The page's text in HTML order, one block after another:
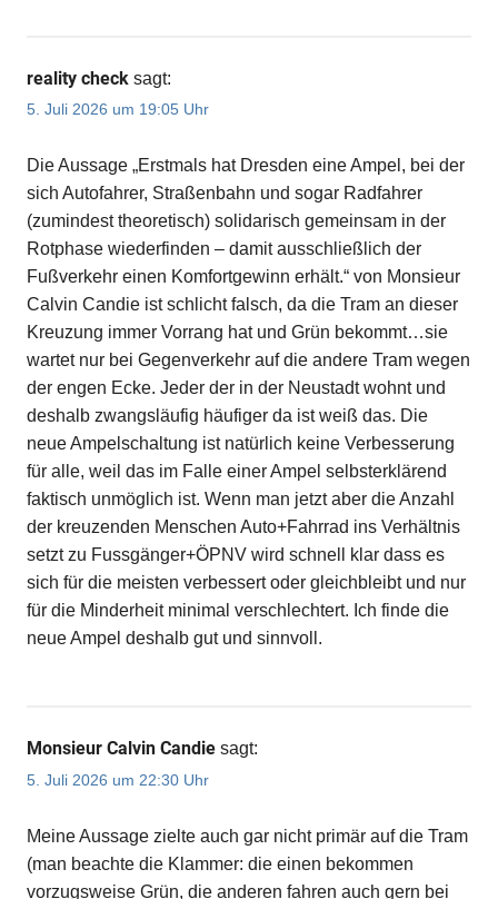
reality check sagt:
5. Juli 2026 um 19:05 Uhr
Die Aussage „Erstmals hat Dresden eine Ampel, bei der
sich Autofahrer, Straßenbahn und sogar Radfahrer
(zumindest theoretisch) solidarisch gemeinsam in der
Rotphase wiederfinden – damit ausschließlich der
Fußverkehr einen Komfortgewinn erhält.“ von Monsieur
Calvin Candie ist schlicht falsch, da die Tram an dieser
Kreuzung immer Vorrang hat und Grün bekommt…sie
wartet nur bei Gegenverkehr auf die andere Tram wegen
der engen Ecke. Jeder der in der Neustadt wohnt und
deshalb zwangsläufig häufiger da ist weiß das. Die
neue Ampelschaltung ist natürlich keine Verbesserung
für alle, weil das im Falle einer Ampel selbsterklärend
faktisch unmöglich ist. Wenn man jetzt aber die Anzahl
der kreuzenden Menschen Auto+Fahrrad ins Verhältnis
setzt zu Fussgänger+ÖPNV wird schnell klar dass es
sich für die meisten verbessert oder gleichbleibt und nur
für die Minderheit minimal verschlechtert. Ich finde die
neue Ampel deshalb gut und sinnvoll.
Monsieur Calvin Candie sagt:
5. Juli 2026 um 22:30 Uhr
Meine Aussage zielte auch gar nicht primär auf die Tram
(man beachte die Klammer: die einen bekommen
vorzugsweise Grün, die anderen fahren auch gern bei